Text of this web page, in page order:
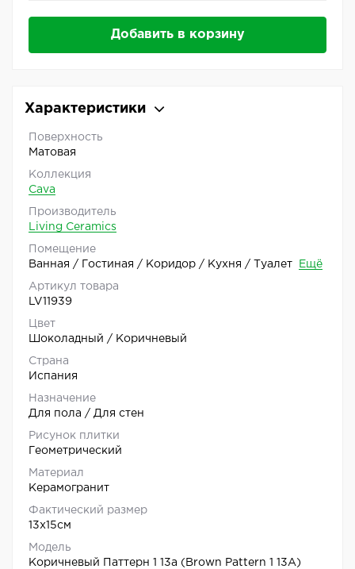
Добавить в корзину
Характеристики
Поверхность
Матовая
Коллекция
Cava
Производитель
Living Ceramics
Помещение
Ванная / Гостиная / Коридор / Кухня / Туалет
Ещё
Артикул товара
LV11939
Цвет
Шоколадный / Коричневый
Страна
Испания
Назначение
Для пола / Для стен
Рисунок плитки
Геометрический
Материал
Керамогранит
Фактический размер
13x15см
Модель
Коричневый Паттерн 1 13a (Brown Pattern 1 13A)